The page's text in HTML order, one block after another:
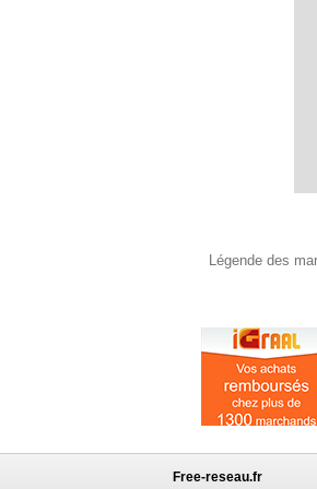
Légende des
Free-reseau.fr